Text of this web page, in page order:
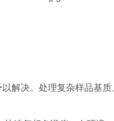
解决。处理复杂样品基